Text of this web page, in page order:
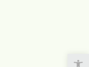
פתח סרגל נגישות